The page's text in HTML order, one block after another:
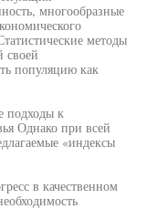
многообразные
методы
своей
популяцию как
подходы к
Однако при всей
«индексы
в качественном